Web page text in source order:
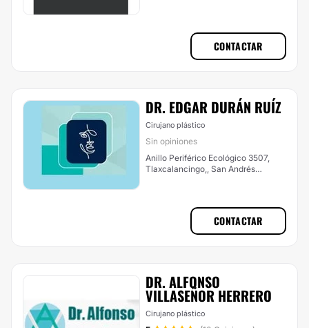
CONTACTAR
DR. EDGAR DURÁN RUÍZ
Cirujano plástico
Sin opiniones
Anillo Periférico Ecológico 3507,
Tlaxcalancingo,, San Andrés
CONTACTAR
DR. ALFONSO
VILLASEÑOR HERRERO
Cirujano plástico